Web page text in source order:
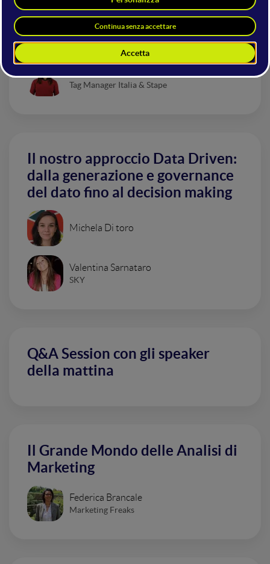
L'evoluzione di Google Tag
Manager: dal tracciamento client
side al server side
Tag Manager Italia & Stape
Il nostro approccio Data Driven:
dalla generazione e governance
del dato fino al decision making
Michela Di toro
Valentina Sarnataro
SKY
Q&A Session con gli speaker
della mattina
Il Grande Mondo delle Analisi di
Marketing
Federica Brancale
Marketing Freaks